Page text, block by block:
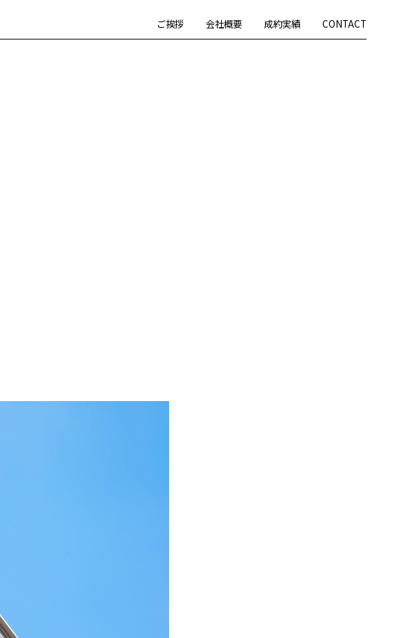
ご挨拶 会社概要 成約実績 CONTACT